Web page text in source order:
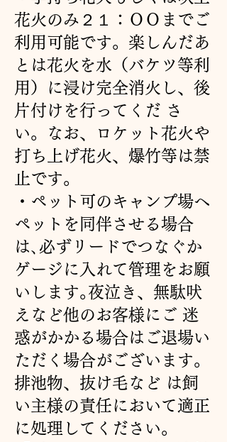
花火のみ２１：ＯＯまでご
利用可能です。楽しんだあ
とは花火を水（バケツ等利
用）に浸け完全消火し、後
片付けを行ってくだ さ
い。なお、ロケット花火や
打ち上げ花火、爆竹等は禁
止です。
・ペット可のキャンプ場へ
ペットを同伴させる場合
は､必ずリードでつなぐか
ゲージに入れて管理をお願
いします｡夜泣き、無駄吠
えなど他のお客様にご 迷
惑がかかる場合はご退場い
ただく場合がございます。
排池物、抜け毛など は飼
い主様の責任において適正
に処理してください。